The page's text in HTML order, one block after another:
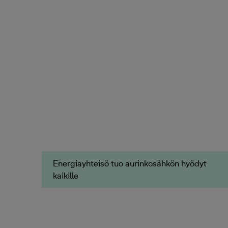
Energiayhteisö tuo aurinkosähkön hyödyt
kaikille